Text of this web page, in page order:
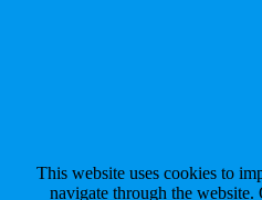
This website uses cookies to
navigate through the website.